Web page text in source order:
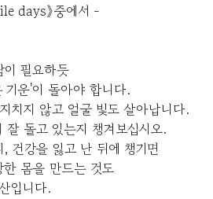
days》중에서 -
필요하듯
운'이 돌아야 합니다.
치지 않고 얼굴 빛도 살아납니다.
돌고 있는지 챙겨보십시오.
건강을 잃고 난 뒤에 챙기면
몸을 만드는 것도
입니다.